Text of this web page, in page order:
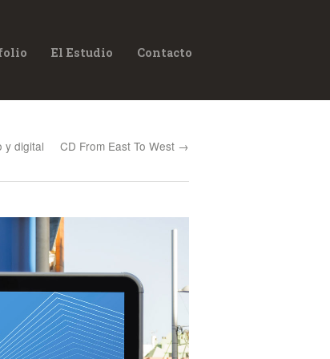
El Estudio Contacto
y digital CD From East To West →